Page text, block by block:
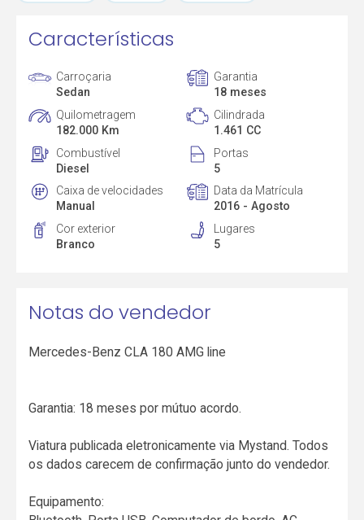
Características
Carroçaria
Sedan
Garantia
18 meses
Quilometragem
182.000 Km
Cilindrada
1.461 CC
Combustível
Diesel
Portas
5
Caixa de velocidades
Manual
Data da Matrícula
2016 - Agosto
Cor exterior
Branco
Lugares
5
Notas do vendedor
Mercedes-Benz CLA 180 AMG line
Garantia: 18 meses por mútuo acordo.
Viatura publicada eletronicamente via Mystand. Todos
os dados carecem de confirmação junto do vendedor.
Equipamento: